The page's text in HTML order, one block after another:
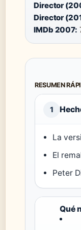
Director
Director
IMDb 2007:
RESUMEN
1
La
El
Peter
Qué